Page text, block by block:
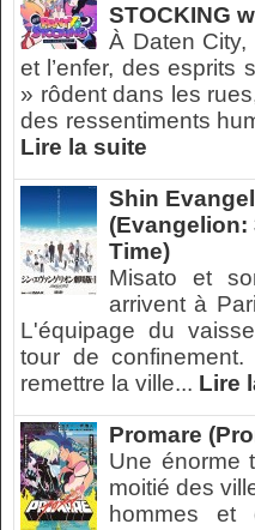
STOCKING
À Daten
et l’enfer, des esprits
» rôdent dans les
des ressentiments
Lire la suite
Shin
(Evangelion:
Time)
Misato et
arrivent à
L'équipage du
tour de
remettre la ville... Lire
Promare
Une énorme
moitié des
hommes et